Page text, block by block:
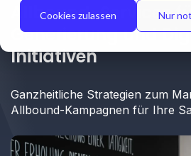
Cookies zulassen Nur
Allbound-Services
Generierung und
Initiativen
Ganzheitliche Strategien zum
Allbound-Kampagnen für Ihre